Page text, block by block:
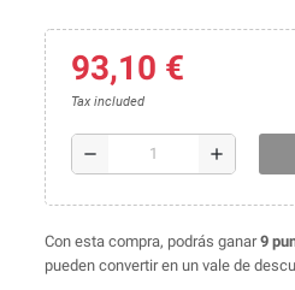
93,10 €
Tax included
remove add
Con esta compra, podrás ganar9
pueden convertir en un vale de